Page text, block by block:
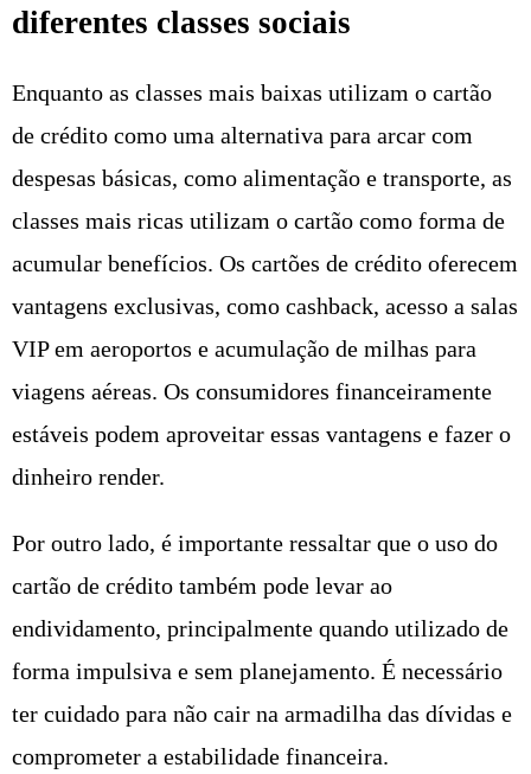
diferentes classes sociais
Enquanto as classes mais baixas utilizam o cartão
de crédito como uma alternativa para arcar com
despesas básicas, como alimentação e transporte, as
classes mais ricas utilizam o cartão como forma de
acumular benefícios. Os cartões de crédito oferecem
vantagens exclusivas, como cashback, acesso a salas
VIP em aeroportos e acumulação de milhas para
viagens aéreas. Os consumidores financeiramente
estáveis podem aproveitar essas vantagens e fazer o
dinheiro render.
Por outro lado, é importante ressaltar que o uso do
cartão de crédito também pode levar ao
endividamento, principalmente quando utilizado de
forma impulsiva e sem planejamento. É necessário
ter cuidado para não cair na armadilha das dívidas e
comprometer a estabilidade financeira.